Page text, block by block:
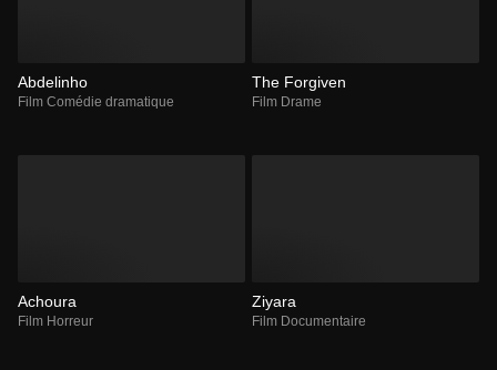
Abdelinho
Film Comédie dramatique
The Forgiven
Film Drame
Achoura
Film Horreur
Ziyara
Film Documentaire